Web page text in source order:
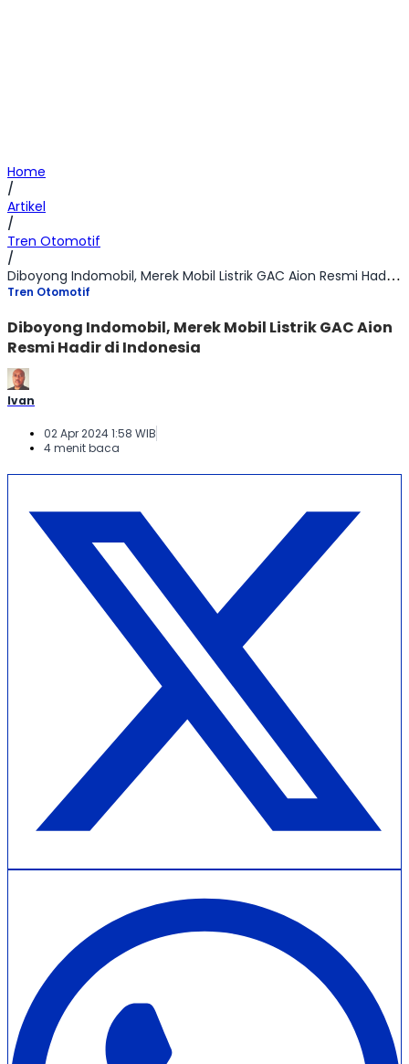
Home
/
Artikel
/
Tren Otomotif
/
Diboyong Indomobil, Merek Mobil Listrik GAC Aion Resmi Hadir di Indonesia
Tren Otomotif
Diboyong Indomobil, Merek Mobil Listrik GAC Aion
Resmi Hadir di Indonesia
Ivan
02 Apr 2024 1:58 WIB
4 menit baca